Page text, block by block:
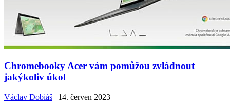
Chromebooky Acer vám pomůžou zvládnout
jakýkoliv úkol
Václav Dobiáš | 14. červen 2023